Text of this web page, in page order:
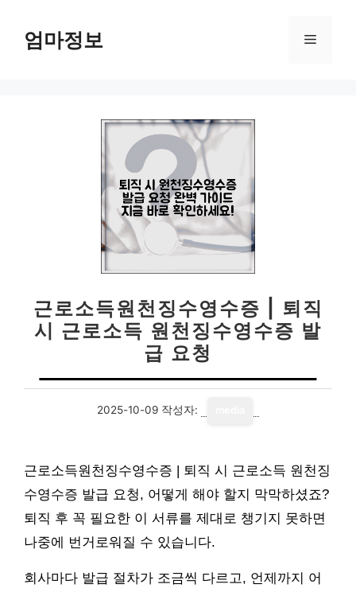
엄마정보 메
근로소득원천징수영수증 | 퇴직
시 근로소득 원천징수영수증 발
급 요청
2025-10-09 작성자:
근로소득원천징수영수증 | 퇴직 시 근로소득 원천징
수영수증 발급 요청, 어떻게 해야 할지 막막하셨죠?
퇴직 후 꼭 필요한 이 서류를 제대로 챙기지 못하면
나중에 번거로워질 수 있습니다.
회사마다 발급 절차가 조금씩 다르고, 언제까지 어